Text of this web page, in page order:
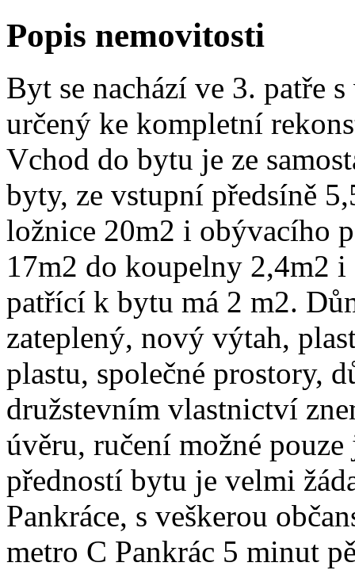
Popis nemovitosti
Byt se nachází ve 3. patře
určený ke kompletní
Vchod do bytu je ze
byty, ze vstupní předsíně
ložnice 20m2 i obývacího
17m2 do koupelny 2,4m2
patřící k bytu má 2 m2.
zateplený, nový výtah,
plastu, společné prostory,
družstevním vlastnictví
úvěru, ručení možné
předností bytu je velmi
Pankráce, s veškerou
metro C Pankrác 5 minut